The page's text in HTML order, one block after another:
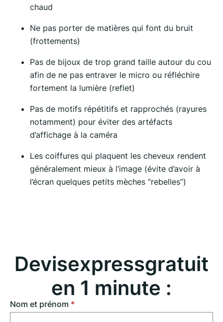
chaud
Ne pas porter de matières qui font du bruit
(frottements)
Pas de bijoux de trop grand taille autour du cou
afin de ne pas entraver le micro ou réfléchire
fortement la lumière (reflet)
Pas de motifs répétitifs et rapprochés (rayures
notamment) pour éviter des artéfacts
d’affichage à la caméra
Les coiffures qui plaquent les cheveux rendent
généralement mieux à l’image (évite d’avoir à
l’écran quelques petits mèches “rebelles”)
Devisexpressgratuit
en 1 minute :
Nom et prénom *